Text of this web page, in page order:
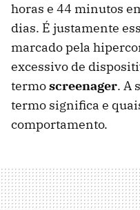
horas e 44 minutos
dias. É justamente
marcado pela
excessivo de
termoscreenager. A
termo significa e
comportamento.